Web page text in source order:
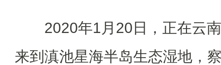
2020年1月20日，正在云
来到滇池星海半岛生态湿地，